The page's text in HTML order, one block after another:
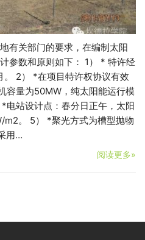
有关部门的要求，在编制太阳
参数和原则如下： 1） * 特许经
2） *在项目特许权协议有效
容量为50MW，纯太阳能运行模
电站设计点：春分日正午，太阳
m2。 5） *聚光方式为槽型抛物
用…
阅读更多»